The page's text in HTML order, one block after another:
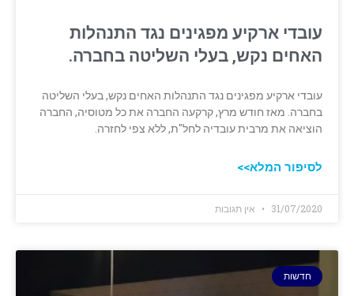
עובדי ארקיע מפגינים נגד התנהלות
האחים נקש, בעלי השליטה בחברה.
עובדי ארקיע מפגינים נגד התנהלות האחים נקש, בעלי השליטה
בחברה. מאז חודש מרץ, קרקעה החברה את כל מטוסיה, החברה
הוציאה את מרבית עובדיה לחל"ת, ללא צפי לחזרה.
לסיפור המלא>>
31/07/2020 אין תגובות
חדשות